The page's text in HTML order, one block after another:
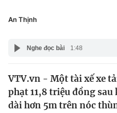
Thế giới
Giáo dục
An Thịnh
Nghe đọc bài 1:48
VTV.vn - Một tài xế xe
phạt 11,8 triệu đồng sau
dài hơn 5m trên nóc